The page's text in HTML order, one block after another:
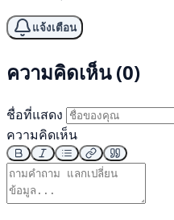
แจ้งเตือน
ความคิดเห็น (0)
ชื่อที่แสดง
ความคิดเห็น